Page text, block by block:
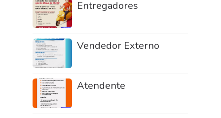
Entregadores
Vendedor Externo
Atendente